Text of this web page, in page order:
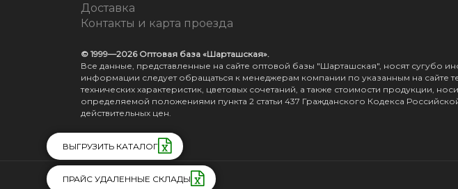
Доставка
Контакты и карта проезда
© 1999—2026 Оптовая база «Шарташская».
Все данные, представленные на сайте оптовой базы "Шарташская", носят
информации следует обращаться к менеджерам компании по указанным на
технических характеристик, цветовых сочетаний, а также стоимости продукции,
определяемой положениями пункта 2 статьи 437 Гражданского Кодекса
действительных цен.
Создано вWinkler's
ВЫГРУЗИТЬ КАТАЛОГ
ПРАЙС УДАЛЕННЫЕ СКЛАДЫ